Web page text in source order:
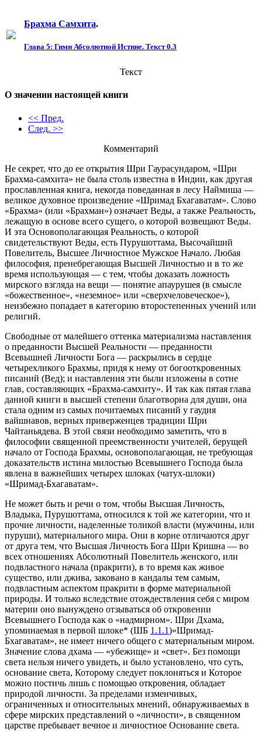
Брахма Самхита.
Глава 5: Гимн Абсолютной Истине. Текст 0.3
Текст
О значении настоящей книги
<< Пред.
След. >>
Комментарий
Не секрет, что до ее открытия Шри Гаурасундаром, «Шри
Брахма-самхитa» не была столь известна в Индии, как другая
прославленная книга, некогда поведанная в лесу Наймиша —
великое духовное произведение «Шримад Бхaгаватам». Слово
«Брахма» (или «Брахман») означает Веды, а также Реальность,
лежащую в основе всего сущего, о которой возвещают Веды.
И эта Основополагающая Реальность, о которой
свидетельствуют Веды, есть Пурушоттама, Высочайший
Повелитель, Высшее Личностное Мужское Начало. Любая
философия, пренебрегающая Высшей Личностью и в то же
время использующая — с тем, чтобы доказать ложность
мирского взгляда на вещи — понятие апаурушея (в смысле
«божественное», «неземное» или «сверхчеловеческое»),
неизбежно попадает в категорию второстепенных учений или
религий.
Свободные от малейшего оттенка материализма наставления
о преданности Высшей Реальности — преданности
Всевышней Личности Бога — раскрылись в сердце
четырехликого Брахмы, придя к нему от богооткровенных
писаний (Вед); и наставления эти были изложены в сотне
глав, составляющих «Брахма-самхиту». И так как пятая глава
данной книги в высшей степени благотворна для души, она
стала одним из самых почитаемых писаний у гаудия
вайшнавов, верных приверженцев традиции Шри
Чайтаньядева. В этой связи необходимо заметить, что в
философии священной преемственности учителей, берущей
начало от Господа Брахмы, основополагающая, не требующая
доказательств истина милостью Всевышнего Господа была
явлена в важнейших четырех шлоках (чатух-шлоки)
«Шримад-Бхaгаватам».
Не может быть и речи о том, чтобы Высшая Личность,
Владыка, Пурушоттама, относился к той же категории, что и
прочие личности, наделенные толикой власти (мужчины, или
пуруши), материального мира. Они в корне отличаются друг
от друга тем, что Высшая Личность Бога Шри Кришна — во
всех отношениях Абсолютный Повелитель женского, или
подвластного начала (пракрити), в то время как живое
существо, или джива, заковано в кандалы тем самым,
подвластным аспектом пракрити в форме материальной
природы. И только вследствие отождествления себя с миром
материи оно вынуждено отзываться об откровении
Всевышнего Господа как о «надмирном». Шри Дхама,
упоминаемая в первой шлоке* (ШБ 1.1.1)«Шримад-
Бхагаватам», не имеет ничего общего с материальным миром.
Значение слова дхама — «убежище» и «свет». Без помощи
света нельзя ничего увидеть, и было установлено, что суть,
основание света, Которому следует поклоняться и Которое
можно постичь лишь с помощью откровения, обладает
природой личности. За пределами изменчивых,
ограниченных и относительных мнений, обнаруживаемых в
сфере мирских представлений о «личности», в священном
царстве пребывает вечное и личностное Основание света.